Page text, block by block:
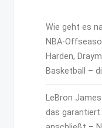
Wie geht es
NBA-
Harden,
Basketball –
LeBron
das